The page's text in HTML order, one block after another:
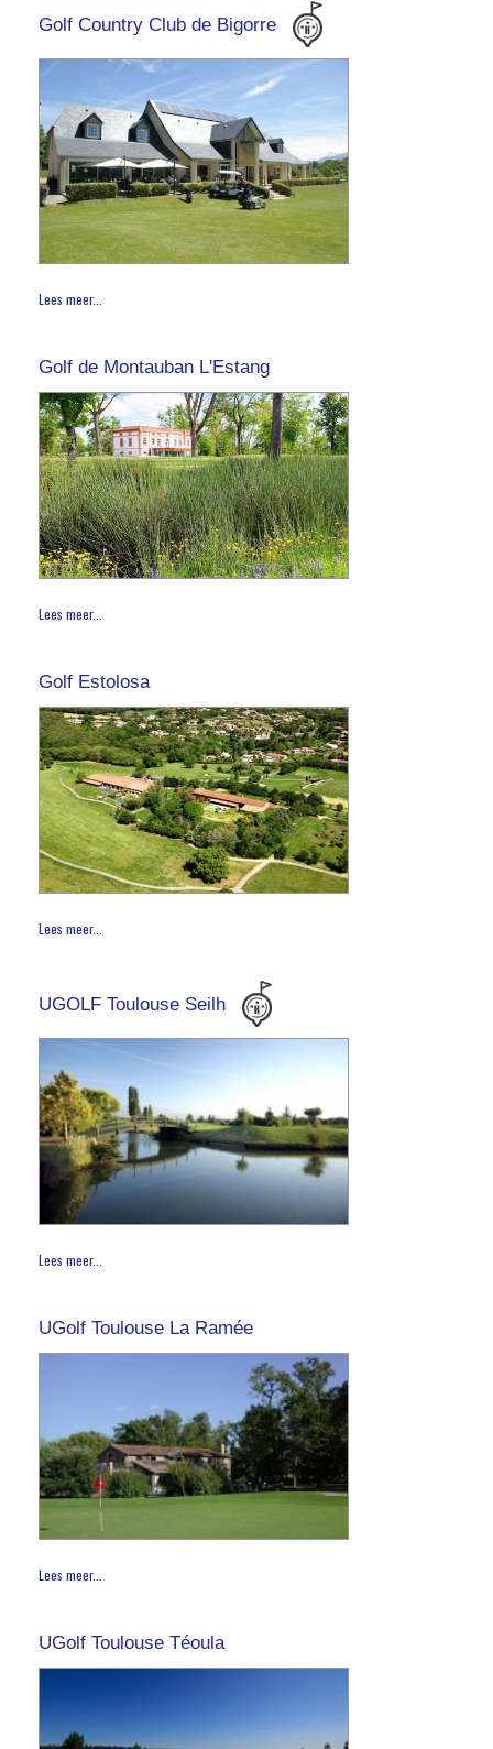
Golf Country Club de Bigorre
Lees meer...
Golf de Montauban L'Estang
Lees meer...
Golf Estolosa
Lees meer...
UGOLF Toulouse Seilh
Lees meer...
UGolf Toulouse La Ramée
Lees meer...
UGolf Toulouse Téoula